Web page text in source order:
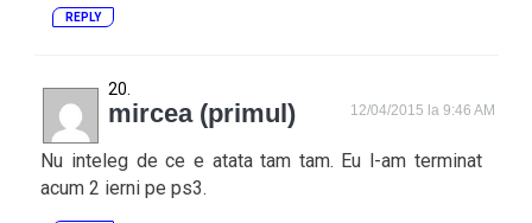
REPLY
mircea (primul) 12/04/2015 la 9:46 AM
Nu inteleg de ce e atata tam tam. Eu l-am terminat
acum 2 ierni pe ps3.